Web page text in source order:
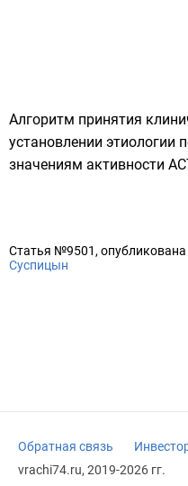
Алгоритм принятия
установлении этиологии
значениям активности
Статья №9501,
Суспицын
Обратная связь
vrachi74.ru, 2019-2026 гг.